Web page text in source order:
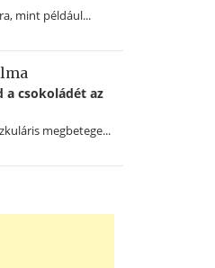
mint például...
a csokoládét az
megbetege...